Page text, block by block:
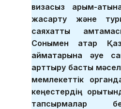
визасыз қарым-
жақсарту және
саяхатты
Сонымен қатар
аймақтарына әуе
арттыру басты
мемлекеттік
кеңестердің
тапсырмалар